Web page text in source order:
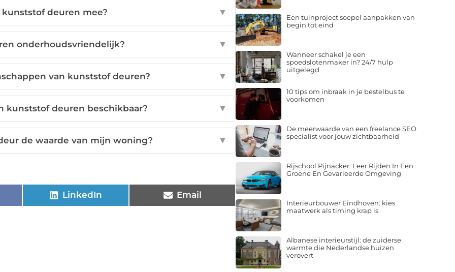
deuren mee? ▼
onderhoudsvriendelijk? ▼
van kunststof deuren? ▼
kunststof deuren beschikbaar? ▼
de waarde van mijn woning? ▼
LinkedIn Email
Een tuinproject soepel aanpakken van
begin tot eind
Wanneer schakel je een
spoedslotenmaker in? 24/7 hulp
uitgelegd
10 tips om inbraak in je bestelbus te
voorkomen
De meerwaarde van een freelance SEO
specialist voor jouw zichtbaarheid
Rijschool Pijnacker: Leer Rijden In Een
Groene En Gevarieerde Omgeving
Interieurbouwer Eindhoven: kies
maatwerk als timing krap is
Albanese interieurstijl: de zuiderse
warmte die Nederlandse huizen
verovert